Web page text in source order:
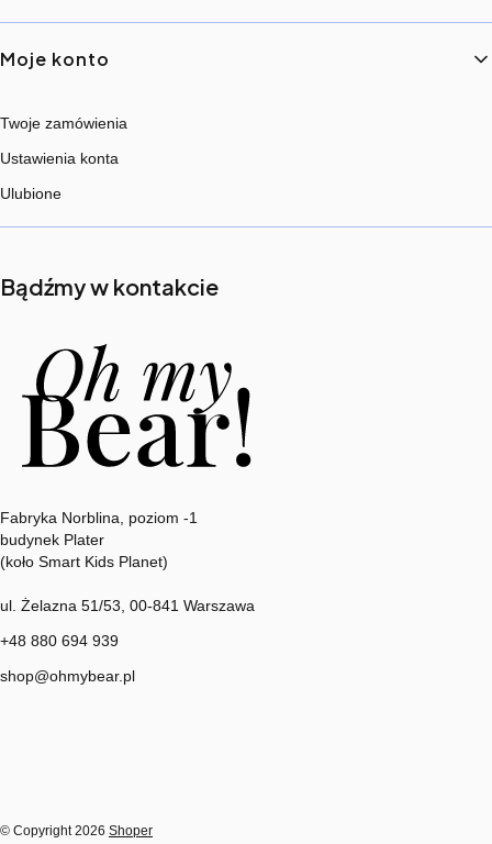
Moje konto
Twoje zamówienia
Ustawienia konta
Ulubione
Bądźmy w kontakcie
Adres:
Fabryka Norblina, poziom -1
budynek Plater
(koło Smart Kids Planet)
ul. Żelazna 51/53, 00-841 Warszawa
+48 880 694 939
shop@ohmybear.pl
© Copyright 2026 Shoper